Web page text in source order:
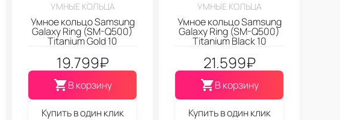
УМНЫЕ КОЛЬЦА
Умное кольцо Samsung
Galaxy Ring (SM-Q500)
Titanium Gold 10
19.799₽
В корзину
Купить в один клик
УМНЫЕ КОЛЬЦА
Умное кольцо Samsung
Galaxy Ring (SM-Q500)
Titanium Black 10
21.599₽
В корзину
Купить в один клик